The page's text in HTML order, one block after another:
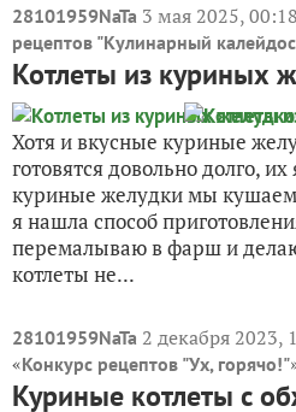
28101959NaTa 3 мая 2025, 00:18
рецептов "Кулинарный
Котлеты из куриных
Хотя и вкусные куриные
готовятся довольно долго,
куриные желудки мы кушаем
я нашла способ
перемалываю в фарш и
котлеты не...
28101959NaTa 2 декабря 2023,
«Конкурс рецептов "Ух, горячо!"
Куриные котлеты с